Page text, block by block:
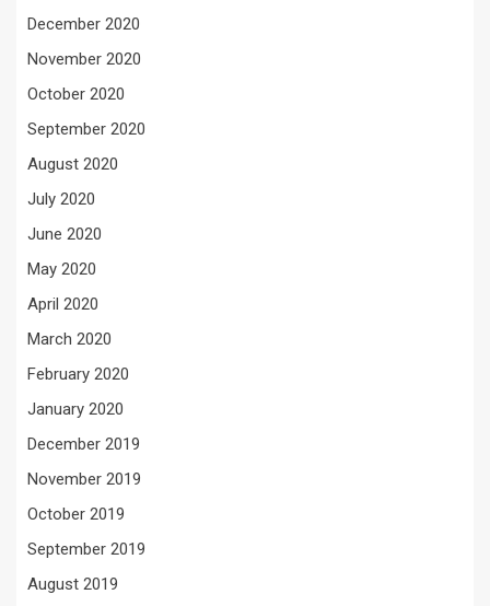
December 2020
November 2020
October 2020
September 2020
August 2020
July 2020
June 2020
May 2020
April 2020
March 2020
February 2020
January 2020
December 2019
November 2019
October 2019
September 2019
August 2019